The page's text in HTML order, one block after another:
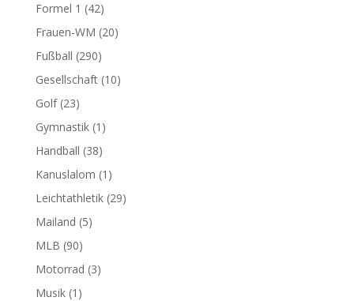
Formel 1 (42)
Frauen-WM (20)
Fußball (290)
Gesellschaft(10)
Golf(23)
Gymnastik(1)
Handball (38)
Kanuslalom (1)
Leichtathletik(29)
Mailand (5)
MLB (90)
Motorrad (3)
Musik(1)